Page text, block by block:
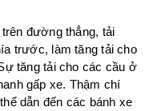
đường thẳng, tải
trước, làm tăng tải cho
tăng tải cho các cầu ở
gấp xe. Thậm chí
dẫn đến các bánh xe